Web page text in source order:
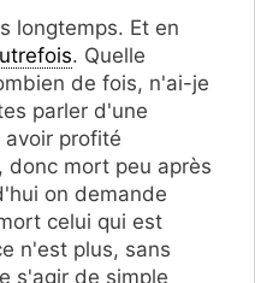
longtemps. Et en
. Quelle
de fois, n'ai-je
parler d'une
avoir profité
donc mort peu après
on demande
celui qui est
n'est plus, sans
s'agir de simple